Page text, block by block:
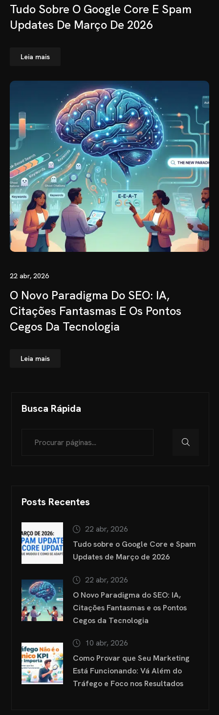
Tudo Sobre O Google Core E Spam
Updates De Março De 2026
Leia mais
22 abr, 2026
O Novo Paradigma Do SEO: IA,
Citações Fantasmas E Os Pontos
Cegos Da Tecnologia
Leia mais
Busca Rápida
Posts Recentes
22 abr, 2026
Tudo sobre o Google Core e Spam
Updates de Março de 2026
22 abr, 2026
O Novo Paradigma do SEO: IA,
Citações Fantasmas e os Pontos
Cegos da Tecnologia
10 abr, 2026
Como Provar que Seu Marketing
Está Funcionando: Vá Além do
Tráfego e Foco nos Resultados